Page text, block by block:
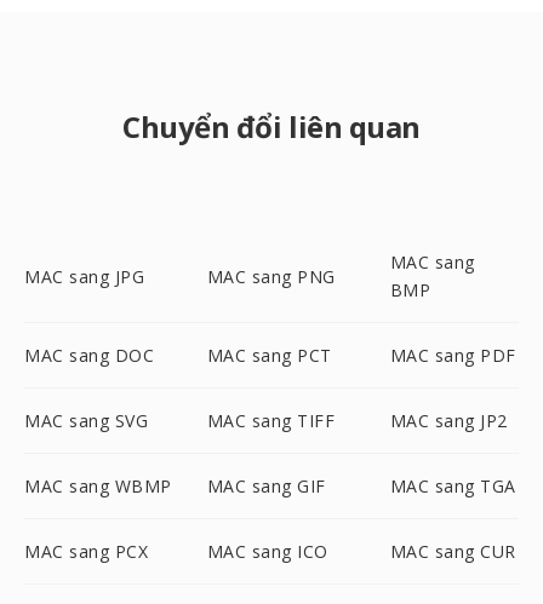
Chuyển đổi liên quan
MAC sang JPG MAC sang PNG
MAC sang
BMP
MAC sang DOC MAC sang PCT MAC sang PDF
MAC sang SVG MAC sang TIFF MAC sang JP2
MAC sang WBMP MAC sang GIF MAC sang TGA
MAC sang PCX MAC sang ICO MAC sang CUR